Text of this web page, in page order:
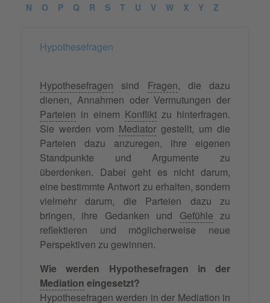
N
O P Q R S T U V W X Y Z
Hypothesefragen
Hypothesefragen sind Fragen, die dazu
dienen, Annahmen oder Vermutungen der
Parteien in einem Konflikt zu hinterfragen.
Sie werden vom Mediator gestellt, um die
Parteien dazu anzuregen, ihre eigenen
Standpunkte und Argumente zu
überdenken. Dabei geht es nicht darum,
eine bestimmte Antwort zu erhalten, sondern
vielmehr darum, die Parteien dazu zu
bringen, ihre Gedanken und Gefühle zu
reflektieren und möglicherweise neue
Perspektiven zu gewinnen.
Wie werden Hypothesefragen in der
Mediation eingesetzt?
Hypothesefragen werden in der Mediation in